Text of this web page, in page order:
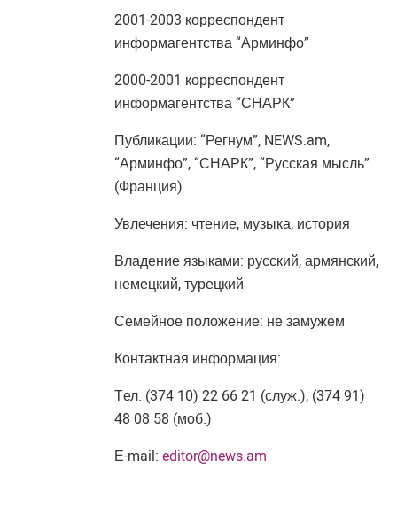
2001-2003 корреспондент
информагентства “Арминфо”
2000-2001 корреспондент
информагентства “СНАРК”
Публикации: “Регнум”, NEWS.am,
“Арминфо”, “СНАРК”, “Русская мысль”
(Франция)
Увлечения: чтение, музыка, история
Владение языками: русский, армянский,
немецкий, турецкий
Семейное положение: не замужем
Контактная информация:
Tел. (374 10) 22 66 21 (служ.), (374 91)
48 08 58 (моб.)
Е-mail:editor@news.am